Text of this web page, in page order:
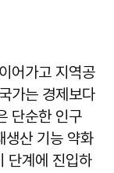
어가고 지역공
가는 경제보다
단순한 인구
생산 기능 약화
단계에 진입하